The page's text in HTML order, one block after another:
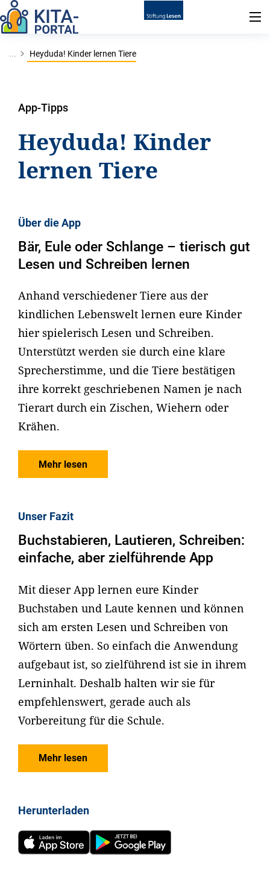
... Heyduda! Kinder lernen Tiere
App-Tipps
Heyduda! Kinder
lernen Tiere
Über die App
Bär, Eule oder Schlange – tierisch gut
Lesen und Schreiben lernen
Anhand verschiedener Tiere aus der
kindlichen Lebenswelt lernen eure Kinder
hier spielerisch Lesen und Schreiben.
Unterstützt werden sie durch eine klare
Sprecherstimme, und die Tiere bestätigen
ihre korrekt geschriebenen Namen je nach
Tierart durch ein Zischen, Wiehern oder
Krähen.
Mehr lesen
Unser Fazit
Buchstabieren, Lautieren, Schreiben:
einfache, aber zielführende App
Mit dieser App lernen eure Kinder
Buchstaben und Laute kennen und können
sich am ersten Lesen und Schreiben von
Wörtern üben. So einfach die Anwendung
aufgebaut ist, so zielführend ist sie in ihrem
Lerninhalt. Deshalb halten wir sie für
empfehlenswert, gerade auch als
Vorbereitung für die Schule.
Mehr lesen
Herunterladen